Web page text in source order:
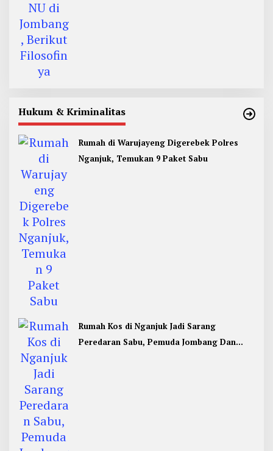
Hukum & Kriminalitas
Rumah di Warujayeng Digerebek Polres
Nganjuk, Temukan 9 Paket Sabu
Rumah Kos di Nganjuk Jadi Sarang
Peredaran Sabu, Pemuda Jombang Dan